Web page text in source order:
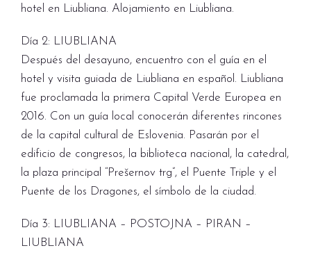
hotel en Liubliana. Alojamiento en Liubliana.
Día 2: LIUBLIANA
Después del desayuno, encuentro con el guía en el
hotel y visita guiada de Liubliana en español. Liubliana
fue proclamada la primera Capital Verde Europea en
2016. Con un guía local conocerán diferentes rincones
de la capital cultural de Eslovenia. Pasarán por el
edificio de congresos, la biblioteca nacional, la catedral,
la plaza principal “Prešernov trg”, el Puente Triple y el
Puente de los Dragones, el símbolo de la ciudad.
Día 3: LIUBLIANA – POSTOJNA – PIRAN –
LIUBLIANA